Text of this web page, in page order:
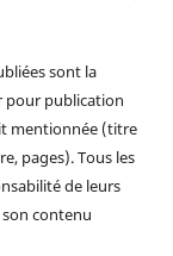
sont la
pour publication
mentionnée (titre
pages). Tous les
de leurs
contenu